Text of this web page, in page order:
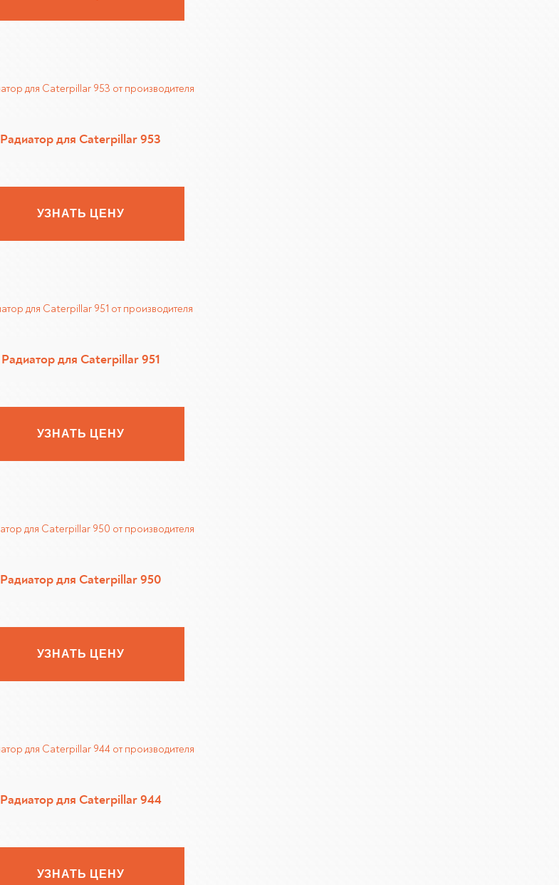
Радиатор для Caterpillar 953
УЗНАТЬ ЦЕНУ
Радиатор для Caterpillar 951
УЗНАТЬ ЦЕНУ
Радиатор для Caterpillar 950
УЗНАТЬ ЦЕНУ
Радиатор для Caterpillar 944
УЗНАТЬ ЦЕНУ